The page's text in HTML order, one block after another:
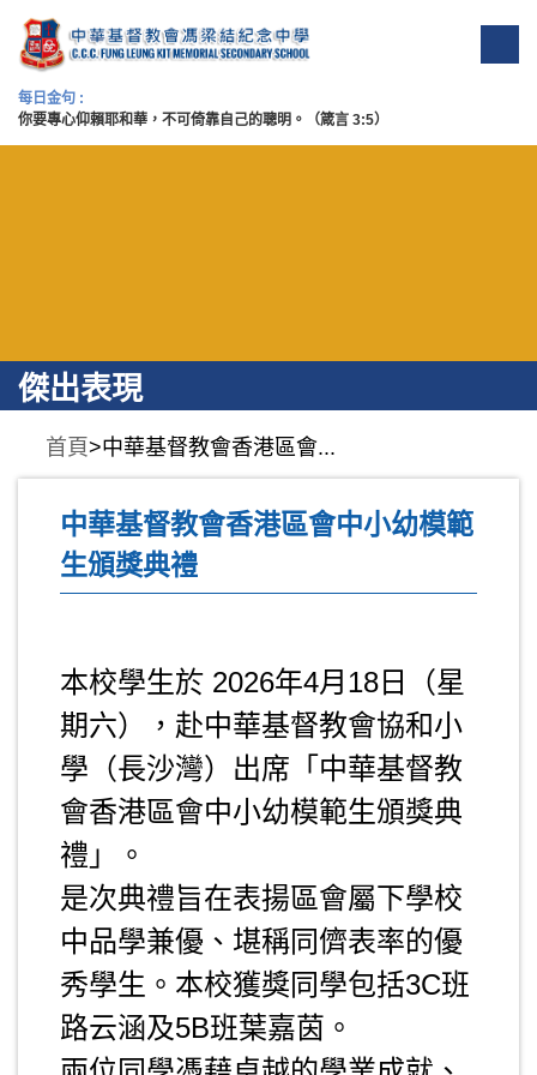
每日金句 :
你要專心仰賴耶和華，不可倚靠自己的聰明。（箴言 3:5）
傑出表現
首頁>中華基督教會香港區會...
中華基督教會香港區會中小幼模範
生頒獎典禮
本校學生於 2026年4月18日（星期
六），赴中華基督教會協和小學（長
沙灣）出席「中華基督教會香港區會
中小幼模範生頒獎典禮」。
是次典禮旨在表揚區會屬下學校中品
學兼優、堪稱同儕表率的優秀學生。
本校獲獎同學包括3C班路云涵及5B班
葉嘉茵。
兩位同學憑藉卓越的學業成就、良好
的品德表現，以及在校園生活中展現
的積極服務精神，獲得大會頒發「模